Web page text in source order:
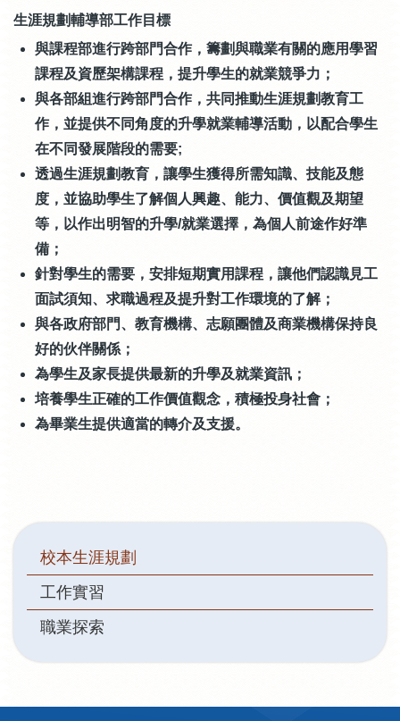
生涯規劃輔導部工作目標
與課程部進行跨部門合作，籌劃與職業有關的應用學習
課程及資歷架構課程，提升學生的就業競爭力；
與各部組進行跨部門合作，共同推動生涯規劃教育工
作，並提供不同角度的升學就業輔導活動，以配合學生
在不同發展階段的需要;
透過生涯規劃教育，讓學生獲得所需知識、技能及態
度，並協助學生了解個人興趣、能力、價值觀及期望
等，以作出明智的升學/就業選擇，為個人前途作好準
備；
針對學生的需要，安排短期實用課程，讓他們認識見工
面試須知、求職過程及提升對工作環境的了解；
與各政府部門、教育機構、志願團體及商業機構保持良
好的伙伴關係；
為學生及家長提供最新的升學及就業資訊；
培養學生正確的工作價值觀念，積極投身社會；
為畢業生提供適當的轉介及支援。
Main
navigation
校本生涯規劃
工作實習
職業探索